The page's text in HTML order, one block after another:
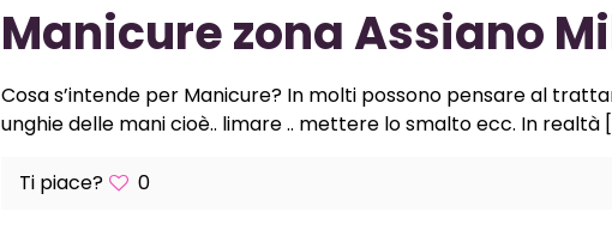
Manicure zona Assiano
Cosa s’intende per Manicure? In molti possono pensare al
unghie delle mani cioè.. limare .. mettere lo smalto ecc. In realtà
Ti piace? 0